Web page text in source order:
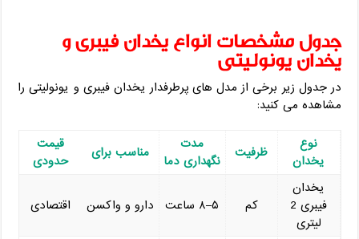
جدول مشخصات انواع یخدان فیبری و
یخدان یونولیتی
در جدول زیر برخی از مدل ‌های پرطرفدار یخدان فیبری و یونولیتی را
مشاهده می‌ کنید:
نوع
یخدان
ظرفیت
مدت
نگهداری دما
مناسب برای
قیمت
حدودی
یخدان
فیبری 2
لیتری
کم ۵–۸ ساعت دارو و واکسن اقتصادی